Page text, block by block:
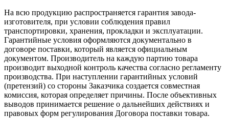
На всю продукцию распространяется гарантия завода-
изготовителя, при условии соблюдения правил
транспортировки, хранения, прокладки и эксплуатации.
Гарантийные условия оформляются документально в
договоре поставки, который является официальным
документом. Производитель на каждую партию товара
производит выходной контроль качества согласно регламенту
производства. При наступлении гарантийных условий
(претензий) со стороны Заказчика создается совместная
комиссия, которая определяет причины. После объективных
выводов принимается решение о дальнейших действиях и
правовых форм регулирования Договора поставки товара.